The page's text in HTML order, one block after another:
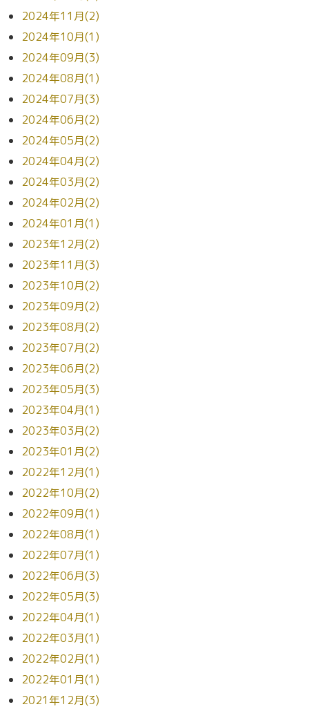
2024年11月(2)
2024年10月(1)
2024年09月(3)
2024年08月(1)
2024年07月(3)
2024年06月(2)
2024年05月(2)
2024年04月(2)
2024年03月(2)
2024年02月(2)
2024年01月(1)
2023年12月(2)
2023年11月(3)
2023年10月(2)
2023年09月(2)
2023年08月(2)
2023年07月(2)
2023年06月(2)
2023年05月(3)
2023年04月(1)
2023年03月(2)
2023年01月(2)
2022年12月(1)
2022年10月(2)
2022年09月(1)
2022年08月(1)
2022年07月(1)
2022年06月(3)
2022年05月(3)
2022年04月(1)
2022年03月(1)
2022年02月(1)
2022年01月(1)
2021年12月(3)